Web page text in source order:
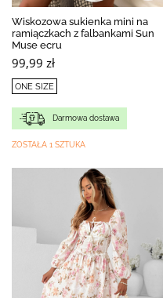
Wiskozowa sukienka mini na
ramiączkach z falbankami Sun
Muse ecru
99,99 zł
ONE SIZE
Darmowa dostawa
ZOSTAŁA 1 SZTUKA